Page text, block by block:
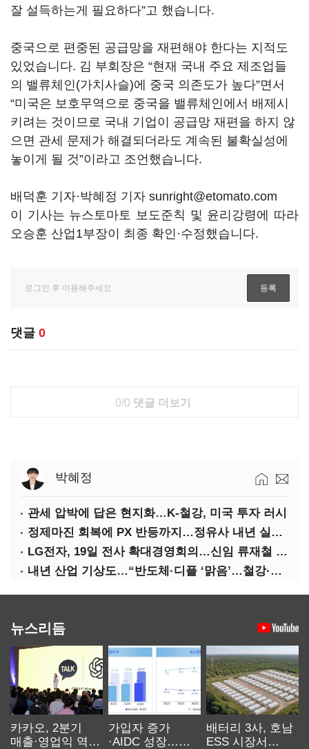
잘 설득하는게 필요하다”고 했습니다.
중국으로 편중된 공급망을 재편해야 한다는 지적도
있었습니다. 김 부회장은 “현재 국내 주요 제조업들
의 밸류체인(가치사슬)에 중국 의존도가 높다”면서
“미국은 보호무역으로 중국을 밸류체인에서 배제시
키려는 것이므로 국내 기업이 공급망 재편을 하지 않
으면 관세 문제가 해결되더라도 계속된 불확실성에
놓이게 될 것”이라고 조언했습니다.
배덕훈 기자·박혜정 기자 sunright@etomato.com
이 기사는 뉴스토마토 보도준칙 및 윤리강령에 따라
오승훈 산업1부장이 최종 확인·수정했습니다.
댓글 0
0/0 댓글 더보기
박혜정
관세 압박에 답은 현지화…K-철강, 미국 투자 러시
정제마진 회복에 PX 반등까지…정유사 내년 실적 기대
LG전자, 19일 전사 확대경영회의…신임 류재철 사장 주관
내년 산업 기상도…“반도체·디플 ‘맑음’…철강·석화 ‘흐림’”
뉴스리듬
카카오, 2분기
매출·영업익 역대
가입자 증가
·AIDC 성장…
배터리 3사, 호남
ESS 시장서